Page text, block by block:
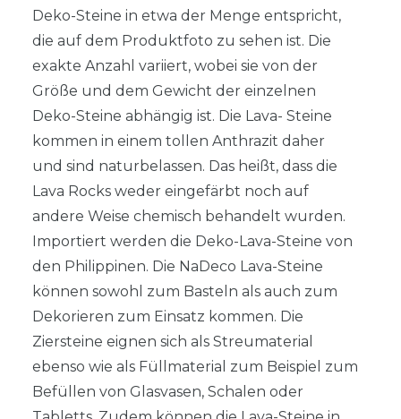
Deko-Steine in etwa der Menge entspricht,
die auf dem Produktfoto zu sehen ist. Die
exakte Anzahl variiert, wobei sie von der
Größe und dem Gewicht der einzelnen
Deko-Steine abhängig ist. Die Lava- Steine
kommen in einem tollen Anthrazit daher
und sind naturbelassen. Das heißt, dass die
Lava Rocks weder eingefärbt noch auf
andere Weise chemisch behandelt wurden.
Importiert werden die Deko-Lava-Steine von
den Philippinen. Die NaDeco Lava-Steine
können sowohl zum Basteln als auch zum
Dekorieren zum Einsatz kommen. Die
Ziersteine eignen sich als Streumaterial
ebenso wie als Füllmaterial zum Beispiel zum
Befüllen von Glasvasen, Schalen oder